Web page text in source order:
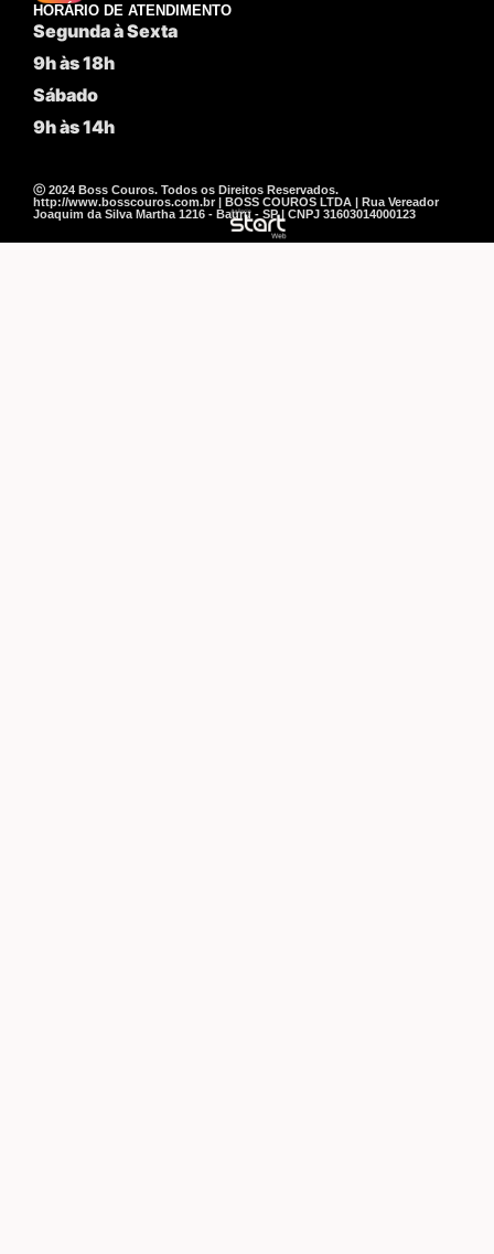
HORÁRIO DE ATENDIMENTO
Segunda à Sexta
9h às 18h
Sábado
9h às 14h
ⓒ 2024 Boss Couros. Todos os Direitos Reservados.
http://www.bosscouros.com.br | BOSS COUROS LTDA | Rua Vereador
Joaquim da Silva Martha 1216 - Bauru - SP | CNPJ 31603014000123